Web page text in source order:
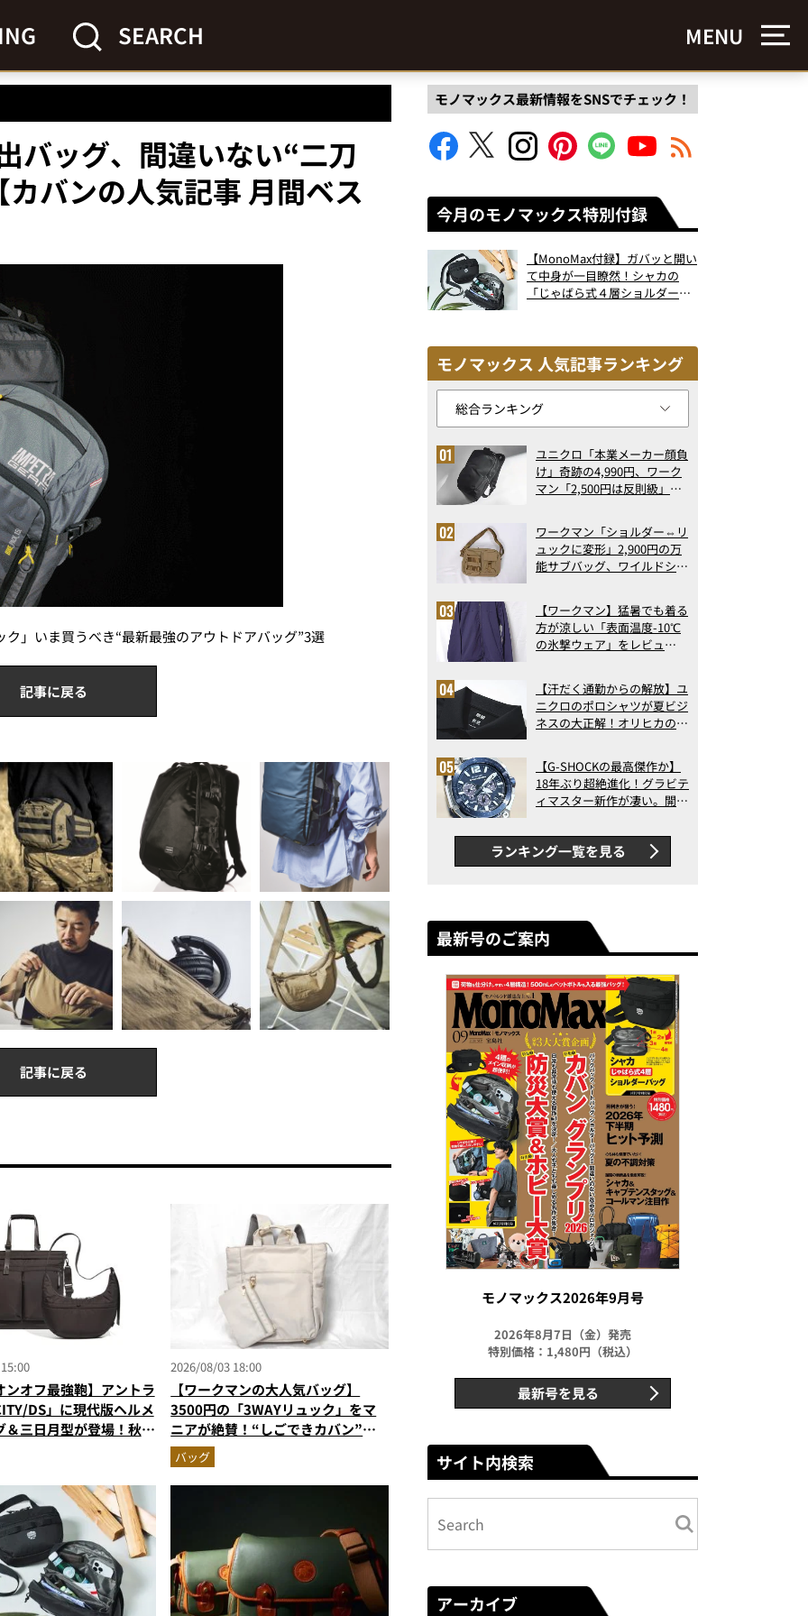
SEARCH MENU
バッグ、間違いない“二刀
バンの人気記事 月間ベス
」いま買うべき“最新最強のアウトドアバッグ”3選
記事に戻る
記事に戻る
ンオフ最強鞄】アントラ
DS」に現代版ヘルメ
＆三日月型が登場！秋服
2026/08/03 18:00
【ワークマンの大人気バッグ】
3500円の「3WAYリュック」をマ
ニアが絶賛！“しごできカバン”が
撥水防汚で評判以上に優秀だった
バッグ
モノマックス最新情報をSNSでチェック！
今月のモノマックス特別付録
【MonoMax付録】ガバッと開い
て中身が一目瞭然！シャカの
「じゃばら式４層ショルダーバ
モノマックス 人気記事ランキング
ユニクロ「本業メーカー顔負
け」奇跡の4,990円、ワーク
マン「2,500円は反則級」凄
ト3】（2026年6月版）
ワークマン「ショルダー⇔リ
ュックに変形」2,900円の万
能サブバッグ、ワイルドシン
記事ランキングベスト3】
（2026年6月版）
【ワークマン】猛暑でも着る
方が涼しい「表面温度-10℃
の氷撃ウェア」をレビュ
【汗だく通勤からの解放】ユ
ニクロのポロシャツが夏ビジ
ネスの大正解！オリヒカの透
アの実力
【G-SHOCKの最高傑作か】
18年ぶり超絶進化！グラビテ
ィマスター新作が凄い。開発
新ムーブメントの衝撃
ランキング一覧を見る
最新号のご案内
モノマックス2026年9月号
2026年8月7日（金）発売
特別価格：1,480円（税込）
最新号を見る
サイト内検索
アーカイブ